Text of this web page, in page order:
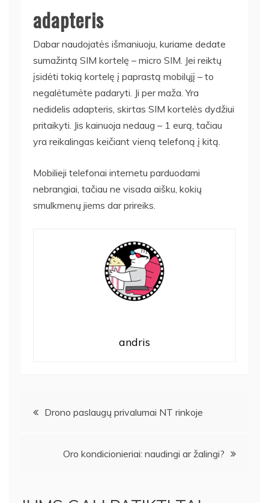
adapteris
Dabar naudojatės išmaniuoju, kuriame dedate
sumažintą SIM kortelę – micro SIM. Jei reiktų
įsidėti tokią kortelę į paprastą mobilųjį – to
negalėtumėte padaryti. Ji per maža. Yra
nedidelis adapteris, skirtas SIM kortelės dydžiui
pritaikyti. Jis kainuoja nedaug – 1 eurą, tačiau
yra reikalingas keičiant vieną telefoną į kitą.
Mobilieji telefonai internetu parduodami
nebrangiai, tačiau ne visada aišku, kokių
smulkmenų jiems dar prireiks.
andris
Navigacija
Drono paslaugų privalumai NT rinkoje
Oro kondicionieriai: naudingi ar žalingi?